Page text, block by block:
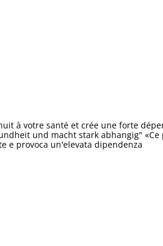
à votre santé et crée une forte
und macht stark abhangig"
e provoca un'elevata dipendenza